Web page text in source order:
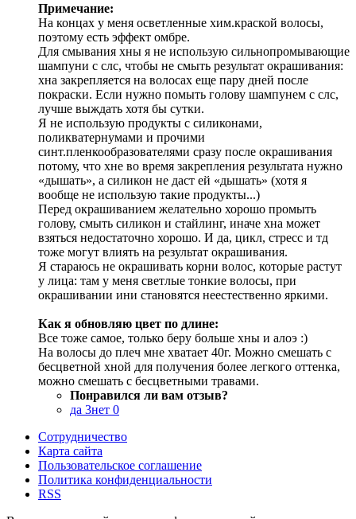
Примечание:
На концах у меня осветленные хим.краской волосы,
поэтому есть эффект омбре.
Для смывания хны я не использую сильнопромывающие
шампуни с слс, чтобы не смыть результат окрашивания:
хна закрепляется на волосах еще пару дней после
покраски. Если нужно помыть голову шампунем с слс,
лучше выждать хотя бы сутки.
Я не использую продукты с силиконами,
поликватернумами и прочими
синт.пленкообразователями сразу после окрашивания
потому, что хне во время закрепления результата нужно
«дышать», а силикон не даст ей «дышать» (хотя я
вообще не использую такие продукты...)
Перед окрашиванием желательно хорошо промыть
голову, смыть силикон и стайлинг, иначе хна может
взяться недостаточно хорошо. И да, цикл, стресс и тд
тоже могут влиять на результат окрашивания.
Я стараюсь не окрашивать корни волос, которые растут
у лица: там у меня светлые тонкие волосы, при
окрашивании ини становятся неестественно яркими.
Как я обновляю цвет по длине:
Все тоже самое, только беру больше хны и алоэ :)
На волосы до плеч мне хватает 40г. Можно смешать с
бесцветной хной для получения более легкого оттенка,
можно смешать с бесцветными травами.
Понравился ли вам отзыв?
да 3нет 0
Сотрудничество
Карта сайта
Пользовательское соглашение
Политика конфиденциальности
RSS